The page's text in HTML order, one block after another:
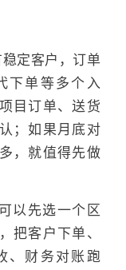
定客户，订单
下单等多个入
目订单、送货
；如果月底对
，就值得先做
以先选一个区
把客户下单、
、财务对账跑